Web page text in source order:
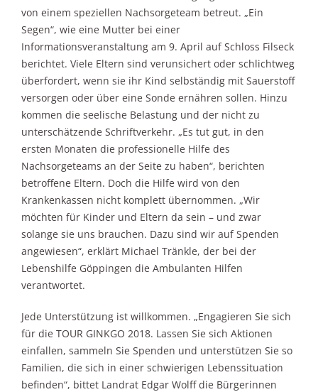
von einem speziellen Nachsorgeteam betreut. „Ein
Segen“, wie eine Mutter bei einer
Informationsveranstaltung am 9. April auf Schloss Filseck
berichtet. Viele Eltern sind verunsichert oder schlichtweg
überfordert, wenn sie ihr Kind selbständig mit Sauerstoff
versorgen oder über eine Sonde ernähren sollen. Hinzu
kommen die seelische Belastung und der nicht zu
unterschätzende Schriftverkehr. „Es tut gut, in den
ersten Monaten die professionelle Hilfe des
Nachsorgeteams an der Seite zu haben“, berichten
betroffene Eltern. Doch die Hilfe wird von den
Krankenkassen nicht komplett übernommen. „Wir
möchten für Kinder und Eltern da sein – und zwar
solange sie uns brauchen. Dazu sind wir auf Spenden
angewiesen“, erklärt Michael Tränkle, der bei der
Lebenshilfe Göppingen die Ambulanten Hilfen
verantwortet.
Jede Unterstützung ist willkommen. „Engagieren Sie sich
für die TOUR GINKGO 2018. Lassen Sie sich Aktionen
einfallen, sammeln Sie Spenden und unterstützen Sie so
Familien, die sich in einer schwierigen Lebenssituation
befinden“, bittet Landrat Edgar Wolff die Bürgerinnen